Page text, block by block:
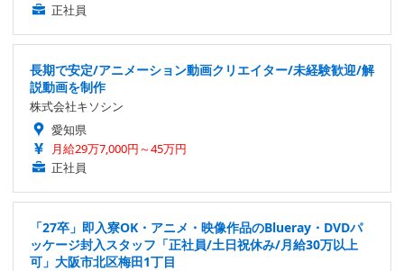
正社員
長期で安定/アニメーション動画クリエイター/未経験歓迎/解
説動画を制作
株式会社キソシン
愛知県
月給29万7,000円～45万円
正社員
「27卒」即入寮OK・アニメ・映像作品のBlueray・DVDパ
ッケージ封入スタッフ「正社員/土日祝休み/月給30万以上
可」大阪市北区梅田1丁目